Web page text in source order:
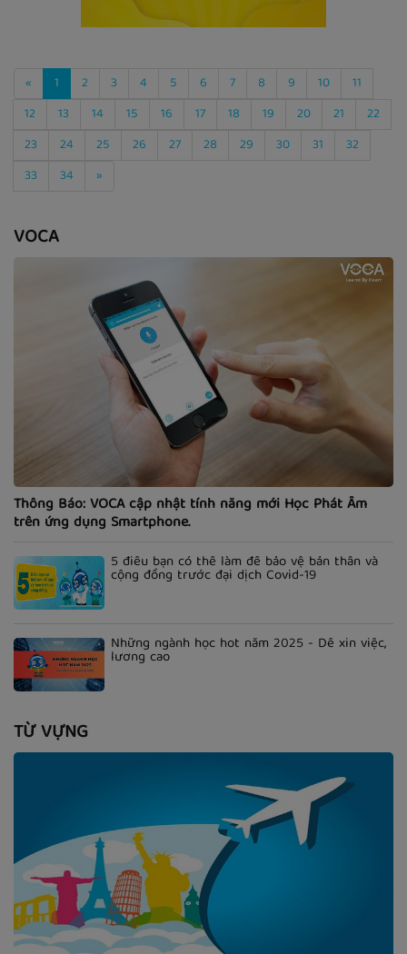
« 1 2 3 4 5 6 7 8 9 10
11
12
13 14 15 16 17 18 19 20 21
22
23
24 25 26 27 28 29 30 31
32
33
34 »
VOCA
Thông Báo: VOCA cập nhật tính năng mới Học Phát Âm
trên ứng dụng Smartphone.
5 điều bạn có thể làm để bảo vệ bản thân và
cộng đồng trước đại dịch Covid-19
Những ngành học hot năm 2025 - Dễ xin việc,
lương cao
TỪ VỰNG